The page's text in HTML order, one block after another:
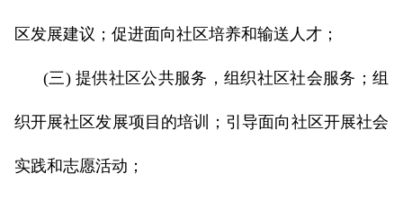
区发展建议；促进面向社区培养和输送人才；
(三) 提供社区公共服务，组织社区社会服务；组
织开展社区发展项目的培训；引导面向社区开展社会
实践和志愿活动；